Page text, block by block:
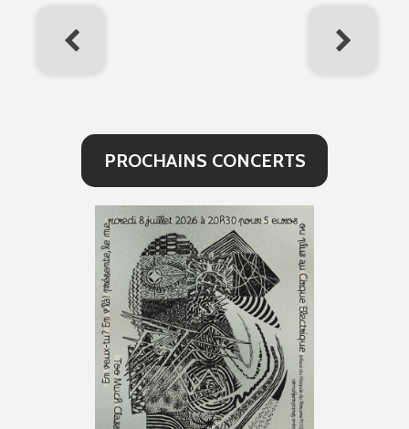
PROCHAINS CONCERTS